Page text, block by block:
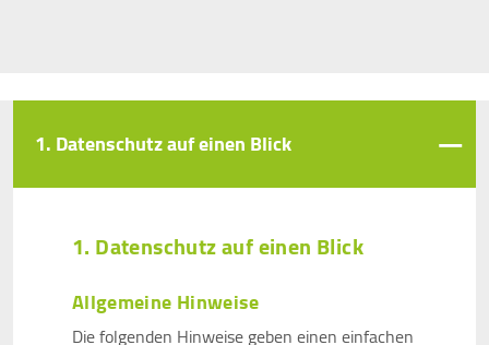
1. Datenschutz auf einen Blick
1. Datenschutz auf einen Blick
Allgemeine Hinweise
Die folgenden Hinweise geben einen einfachen